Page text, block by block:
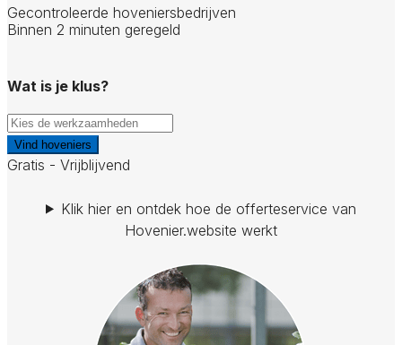
Gecontroleerde hoveniersbedrijven
Binnen 2 minuten geregeld
Wat is je klus?
Vind hoveniers
Gratis - Vrijblijvend
Klik hier en ontdek hoe de offerteservice van
Hovenier.website werkt